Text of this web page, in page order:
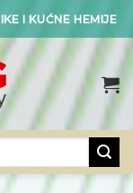
I KUĆNE HEMIJE